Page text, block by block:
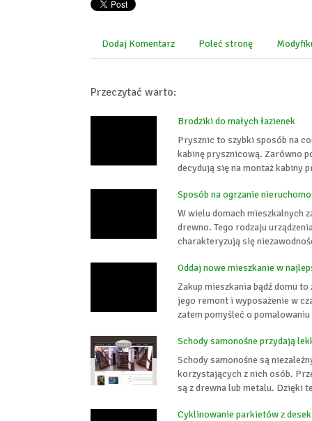
Dodaj Komentarz Poleć stronę
Przeczytać warto:
Brodziki do małych łazienek
Prysznic to szybki sposób na
kabinę prysznicową. Zarówno
decydują się na montaż kabiny
Sposób na ogrzanie
W wielu domach mieszkalnych
drewno. Tego rodzaju
charakteryzują się
Oddaj nowe mieszkanie w
Zakup mieszkania bądź domu
jego remont i wyposażenie w
zatem pomyśleć o
Schody samonośne przydają
Schody samonośne są
korzystających z nich osób.
są z drewna lub metalu. Dzięki
Cyklinowanie parkietów z